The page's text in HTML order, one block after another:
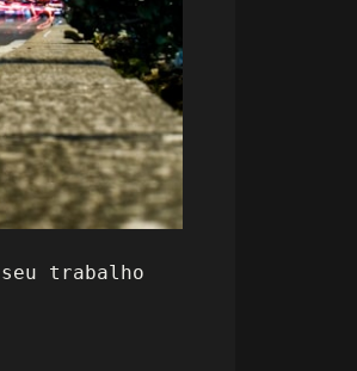
trabalho